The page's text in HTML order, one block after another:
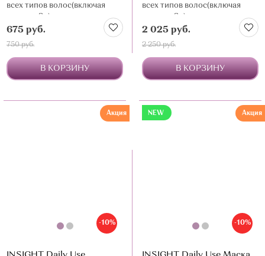
всех типов волос(включая
675 руб.
750 руб.
В КОРЗИНУ
всех типов волос(включая
2 025 руб.
2 250 руб.
В КОРЗИНУ
-10%
Акция
-10%
Акция
NEW